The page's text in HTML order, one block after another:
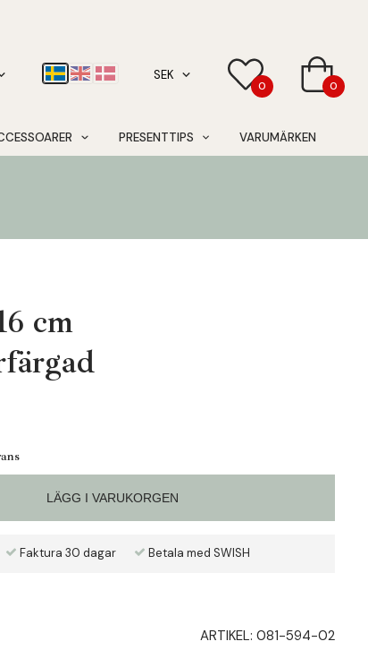
0 0
PRESENTTIPS VARUMÄRKEN
cm
LÄGG I VARUKORGEN
Faktura 30 dagar Betala med SWISH
ARTIKEL: 081-594-02